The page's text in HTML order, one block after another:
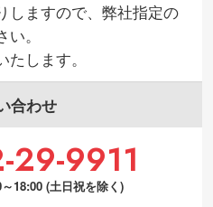
しますので、弊社指定の
。
します。
合わせ
9911
18:00 (土日祝を除く)